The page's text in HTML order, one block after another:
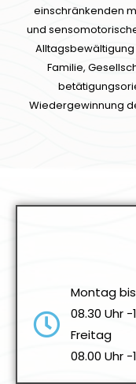
einschränkenden
und
Familie,
Wiedergewinnung
Montag
08.30 Uhr -
Freitag
08.00 Uhr -